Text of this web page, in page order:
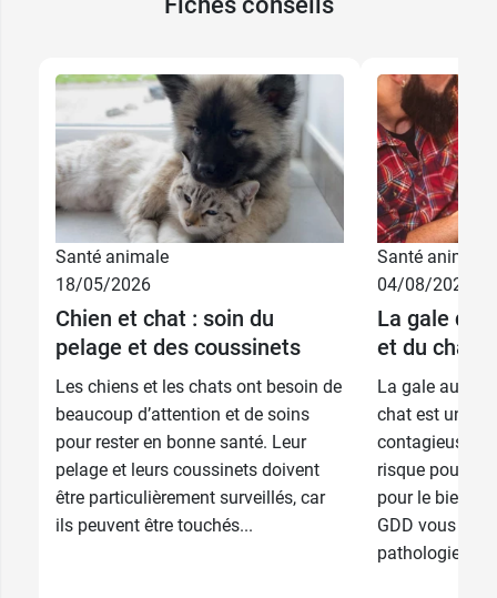
Santé animale
18/05/2026
Chien et chat : soin du
pelage et des coussinets
Les chiens et les chats ont besoin de
beaucoup d’attention et de soins
pour rester en bonne santé. Leur
pelage et leurs coussinets doivent
être particulièrement surveillés, car
ils peuvent être touchés...
Santé animale
04/08/2025
La gale
et du chat
La gale
chat est une
contagieuse
risque pour
pour le bien
GDD vous
pathologie...